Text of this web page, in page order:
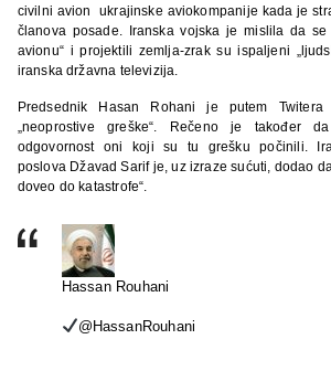
civilni avion ukrajinske aviokompanije kada je
članova posade. Iranska vojska je mislila da se
avionu“ i projektili zemlja-zrak su ispaljeni
iranska državna televizija.
Predsednik Hasan Rohani je putem
„neoprostive greške“. Rečeno je također
odgovornost oni koji su tu grešku počinili.
poslova Džavad Sarif je, uz izraze sućuti, dodao
doveo do katastrofe“.
Hassan Rouhani
@HassanRouhani